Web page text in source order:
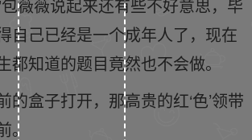
薇薇说起来还有些不好意思，毕
自己已经是一个成年人了，现在
都知道的题目竟然也不会做。
的盒子打开，那高贵的红‘色’领带
。